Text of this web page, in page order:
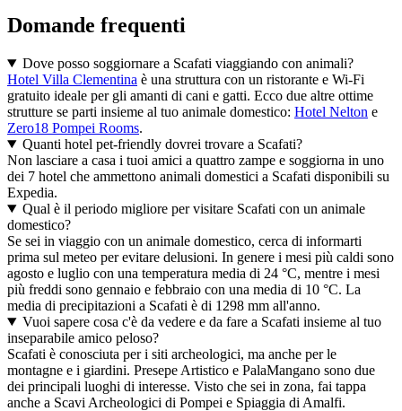
Domande frequenti
Dove posso soggiornare a Scafati viaggiando con animali?
Hotel Villa Clementina è una struttura con un ristorante e Wi-Fi
gratuito ideale per gli amanti di cani e gatti. Ecco due altre ottime
strutture se parti insieme al tuo animale domestico: Hotel Nelton e
Zero18 Pompei Rooms.
Quanti hotel pet-friendly dovrei trovare a Scafati?
Non lasciare a casa i tuoi amici a quattro zampe e soggiorna in uno
dei 7 hotel che ammettono animali domestici a Scafati disponibili su
Expedia.
Qual è il periodo migliore per visitare Scafati con un animale
domestico?
Se sei in viaggio con un animale domestico, cerca di informarti
prima sul meteo per evitare delusioni. In genere i mesi più caldi sono
agosto e luglio con una temperatura media di 24 °C, mentre i mesi
più freddi sono gennaio e febbraio con una media di 10 °C. La
media di precipitazioni a Scafati è di 1298 mm all'anno.
Vuoi sapere cosa c'è da vedere e da fare a Scafati insieme al tuo
inseparabile amico peloso?
Scafati è conosciuta per i siti archeologici, ma anche per le
montagne e i giardini. Presepe Artistico e PalaMangano sono due
dei principali luoghi di interesse. Visto che sei in zona, fai tappa
anche a Scavi Archeologici di Pompei e Spiaggia di Amalfi.